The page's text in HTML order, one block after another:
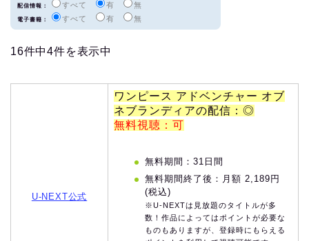
配信情報： すべて 有 無
電子書籍： すべて 有 無
16件中4件を表示中
U-NEXT公式
ワンピース アドベンチャー オブ
ネブランディアの配信：◎
無料視聴：可
無料期間：31日間
無料期間終了後：月額 2,189円
(税込)
※U-NEXTは見放題のタイトルが多
数！作品によってはポイントが必要な
ものもありますが、登録時にもらえる